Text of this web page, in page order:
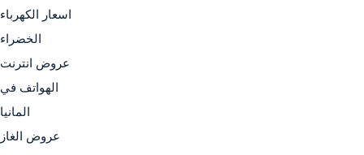
اسعار الكهرباء
الخضراء
عروض انترنت
الهواتف في
المانيا
عروض الغاز